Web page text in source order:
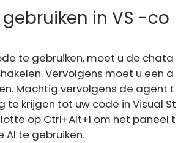
gebruiken in VS -co
te gebruiken, moet u de chata
Vervolgens moet u een a
Machtig vervolgens de agent t
te krijgen tot uw code in Visual St
op Ctrl+Alt+I om het paneel t
AI te gebruiken.